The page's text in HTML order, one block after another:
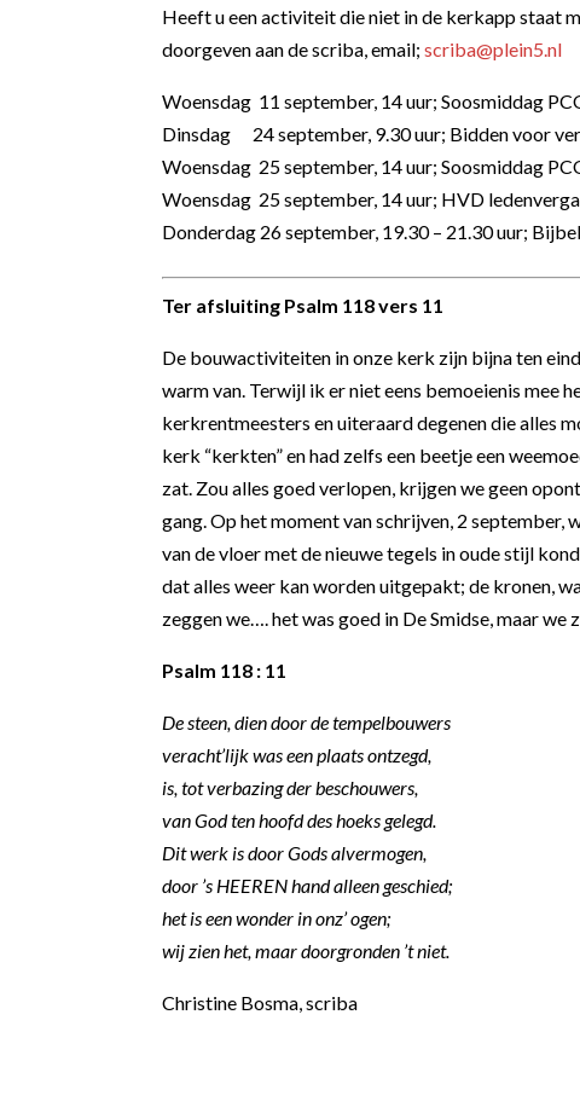
Heeft u een activiteit die niet in de kerkapp staat
doorgeven aan de scriba, email;scriba@plein5.nl
Woensdag 11 september, 14 uur; Soosmiddag
Dinsdag 24 september, 9.30 uur; Bidden voor
Woensdag 25 september, 14 uur; Soosmiddag
Woensdag 25 september, 14 uur; HVD
Donderdag 26 september, 19.30 – 21.30 uur;
Ter afsluiting Psalm 118 vers 11
De bouwactiviteiten in onze kerk zijn bijna ten
warm van. Terwijl ik er niet eens bemoeienis mee
kerkrentmeesters en uiteraard degenen die alles
kerk “kerkten” en had zelfs een beetje een
zat. Zou alles goed verlopen, krijgen we geen
gang. Op het moment van schrijven, 2 september,
van de vloer met de nieuwe tegels in oude stijl
dat alles weer kan worden uitgepakt; de kronen,
zeggen we…. het was goed in De Smidse, maar
Psalm 118 : 11
De steen, dien door de tempelbouwers
veracht’lijk was een plaats ontzegd,
is, tot verbazing der beschouwers,
van God ten hoofd des hoeks gelegd.
Dit werk is door Gods alvermogen,
door ’s HEEREN hand alleen geschied;
het is een wonder in onz’ ogen;
wij zien het, maar doorgronden ’t niet.
Christine Bosma, scriba